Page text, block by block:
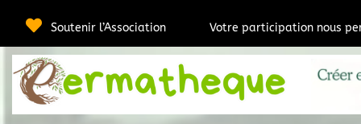
Soutenir l’Association Votre participation nous